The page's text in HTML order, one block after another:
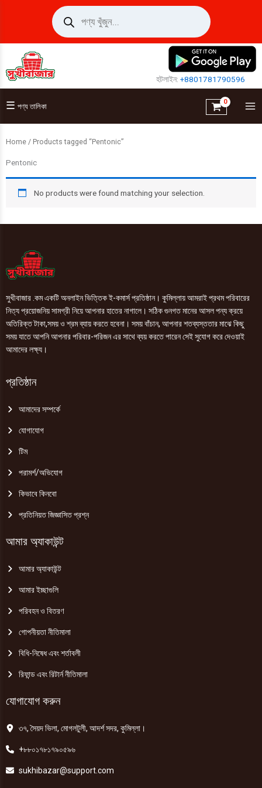
Products
search
হটলাইন:+8801781790596
☰ পণ্য তালিকা
Home / Products tagged “Pentonic”
Pentonic
No products were found matching your selection.
সুখীবাজার .কম একটি অনলাইন ভিত্তিক ই-কমার্স প্রতিষ্ঠান। কুমিল্লায় আমরাই প্রথম পরিবারের
নিত্য প্রয়োজনিয় সামগ্রী নিয়ে আপনার হাতের নাগালে। সঠিক গুনগত মানের আসল পন্য ক্রয়ে
অতিরিক্ত টাকা,সময় ও শ্রম ব্যায় করতে হবেনা। সময় বাঁচান, আপনার শতব্যস্ততার মাঝে কিছু
সময় যাতে আপনি আপনার পরিবার-পরিজন এর সাথে ব্যয় করতে পারেন সেই সুযোগ করে দেওয়াই
আমাদের লক্ষ্য।
প্রতিষ্ঠান
আমাদের সম্পর্কে
যোগাযোগ
টিম
পরামর্শ/অভিযোগ
কিভাবে কিনবো
প্রতিনিয়ত জিজ্ঞাসিত প্রশ্ন
আমার অ্যাকাউন্ট
আমার অ্যাকাউন্ট
আমার ইচ্ছাগুলি
পরিবহন ও বিতরণ
গোপনীয়তা নীতিমালা
বিধি-নিষেধ এবং শর্তাবলী
রিফান্ড এবং রিটার্ন নীতিমালা
যোগাযোগ করুন
৩৭, সৈয়দ ভিলা, মোগলটুলী, আদর্শ সদর, কুমিল্লা।
+৮৮০১৭৮১৭৯০৫৯৬
sukhibazar@support.com